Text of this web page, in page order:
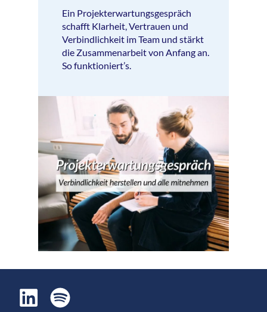
Ein Projekterwartungsgespräch
schafft Klarheit, Vertrauen und
Verbindlichkeit im Team und stärkt
die Zusammenarbeit von Anfang an.
So funktioniert’s.